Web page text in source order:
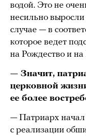
водой. Это не
несильно
случае — в
которое ведет
на Рождество и на
— Значит,
церковной
ее более
— Патриарх начал
с реализации